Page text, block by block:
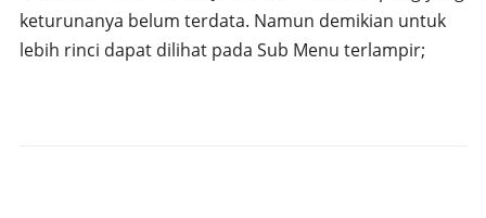
keturunanya belum terdata. Namun demikian untuk
lebih rinci dapat dilihat pada Sub Menu terlampir;